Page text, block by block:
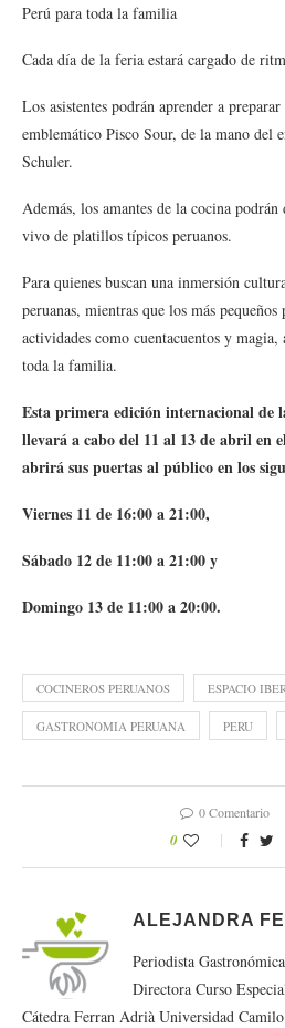
Perú para toda la familia
Cada día de la feria estará cargado de
Los asistentes podrán aprender a
emblemático Pisco Sour, de la mano del
Schuler.
Además, los amantes de la cocina
vivo de platillos típicos peruanos.
Para quienes buscan una inmersión
peruanas, mientras que los más
actividades como cuentacuentos y
toda la familia.
Esta primera edición internacional de
llevará a cabo del 11 al 13 de abril en
abrirá sus puertas al público en los
Viernes 11 de 16:00 a 21:00,
Sábado 12 de 11:00 a 21:00 y
Domingo 13 de 11:00 a 20:00.
COCINEROS PERUANOS ESPACIO
GASTRONOMIA PERUANA PERU
0 Comentario
0
ALEJANDRA
Periodista
Directora Curso
Cátedra Ferran Adrià Universidad